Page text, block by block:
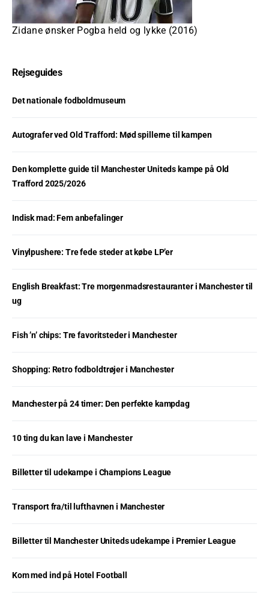
Zidane ønsker Pogba held og lykke (2016)
Rejseguides
Det nationale fodboldmuseum
Autografer ved Old Trafford: Mød spillerne til kampen
Den komplette guide til Manchester Uniteds kampe på Old
Trafford 2025/2026
Indisk mad: Fem anbefalinger
Vinylpushere: Tre fede steder at købe LP’er
English Breakfast: Tre morgenmadsrestauranter i Manchester til
ug
Fish ’n’ chips: Tre favoritsteder i Manchester
Shopping: Retro fodboldtrøjer i Manchester
Manchester på 24 timer: Den perfekte kampdag
10 ting du kan lave i Manchester
Billetter til udekampe i Champions League
Transport fra/til lufthavnen i Manchester
Billetter til Manchester Uniteds udekampe i Premier League
Kom med ind på Hotel Football